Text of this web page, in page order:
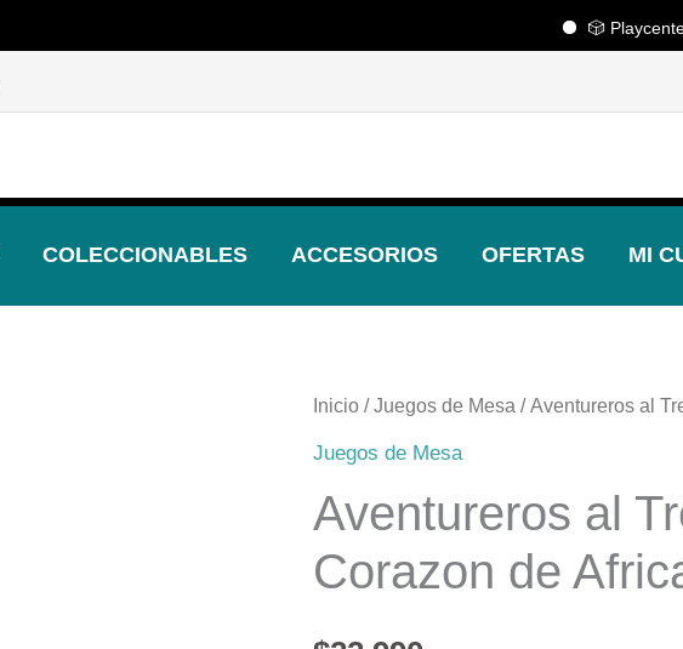
🎲 Playcenter 🎲
COLECCIONABLES ACCESORIOS OFERTAS MI
Inicio /Juegos de Mesa / Aventureros al
Juegos de Mesa
Aventureros al
Corazon de